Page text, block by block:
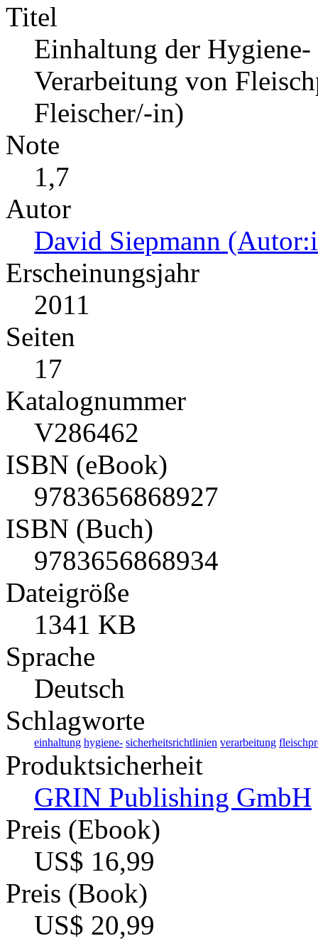
Titel
Einhaltung der
Verarbeitung von
Fleischer/-in)
Note
1,7
Autor
David Siepmann
Erscheinungsjahr
2011
Seiten
17
Katalognummer
V286462
ISBN (eBook)
9783656868927
ISBN (Buch)
9783656868934
Dateigröße
1341 KB
Sprache
Deutsch
Schlagworte
einhaltung hygiene- sicherheitsrichtlinien verarbeitung
Produktsicherheit
GRIN Publishing GmbH
Preis (Ebook)
US$ 16,99
Preis (Book)
US$ 20,99